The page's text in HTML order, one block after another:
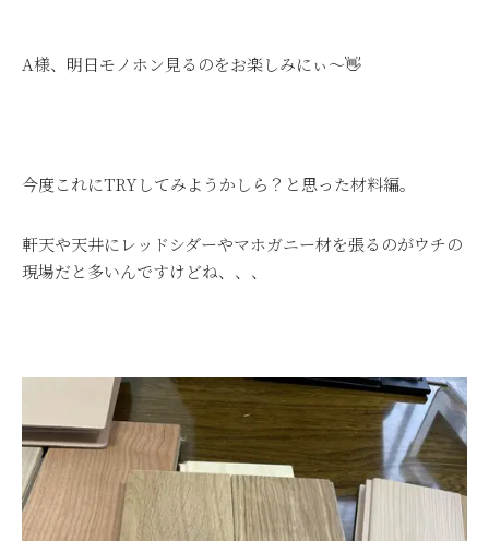
A様、明日モノホン見るのをお楽しみにぃ～👋
今度これにTRYしてみようかしら？と思った材料編。
軒天や天井にレッドシダーやマホガニー材を張るのがウチの
現場だと多いんですけどね、、、